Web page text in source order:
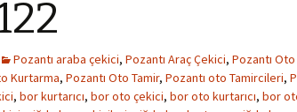
Pozantı araba çekici, Pozantı Araç Çekici, Pozantı
Kurtarma, Pozantı Oto Tamir, Pozantı oto Tamircileri,
, bor kurtarıcı, bor oto çekici, bor oto kurtarıcı, bor